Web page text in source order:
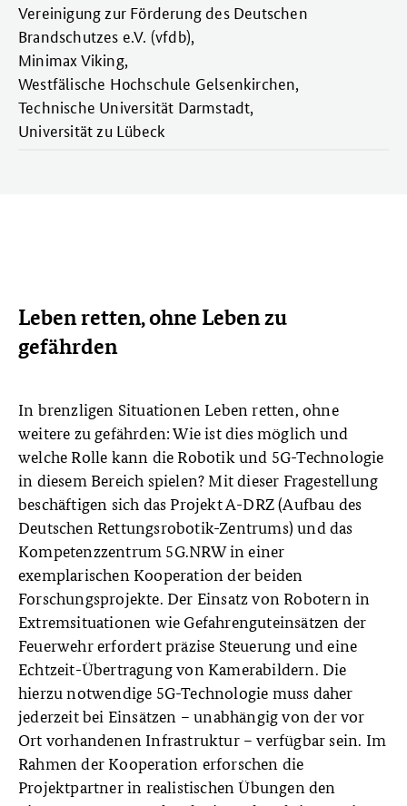
Vereinigung zur Förderung des Deutschen
Brandschutzes e.V. (vfdb),
Minimax Viking,
Westfälische Hochschule Gelsenkirchen,
Technische Universität Darmstadt,
Universität zu Lübeck
Leben retten, ohne Leben zu
gefährden
In brenzligen Situationen Leben retten, ohne
weitere zu gefährden: Wie ist dies möglich und
welche Rolle kann die Robotik und 5G-Technologie
in diesem Bereich spielen? Mit dieser Fragestellung
beschäftigen sich das Projekt A-DRZ (Aufbau des
Deutschen Rettungsrobotik-Zentrums) und das
Kompetenzzentrum 5G.NRW in einer
exemplarischen Kooperation der beiden
Forschungsprojekte. Der Einsatz von Robotern in
Extremsituationen wie Gefahrenguteinsätzen der
Feuerwehr erfordert präzise Steuerung und eine
Echtzeit-Übertragung von Kamerabildern. Die
hierzu notwendige 5G-Technologie muss daher
jederzeit bei Einsätzen – unabhängig von der vor
Ort vorhandenen Infrastruktur – verfügbar sein. Im
Rahmen der Kooperation erforschen die
Projektpartner in realistischen Übungen den